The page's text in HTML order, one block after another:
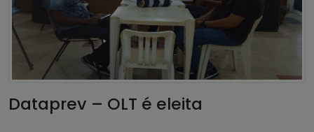
Dataprev – OLT é eleita